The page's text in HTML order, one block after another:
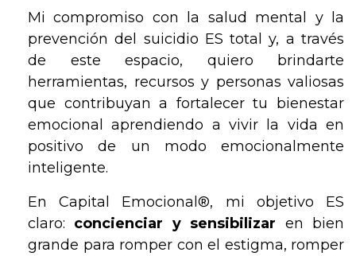
Mi compromiso con la salud mental y la
prevención del suicidio ES total y, a través
de este espacio, quiero brindarte
herramientas, recursos y personas valiosas
que contribuyan a fortalecer tu bienestar
emocional aprendiendo a vivir la vida en
positivo de un modo emocionalmente
inteligente.
En Capital Emocional®, mi objetivo ES
claro: concienciar y sensibilizar en bien
grande para romper con el estigma, romper